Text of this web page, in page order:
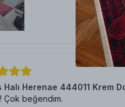
Halı Herenae 444011 Krem
Çok beğendim.